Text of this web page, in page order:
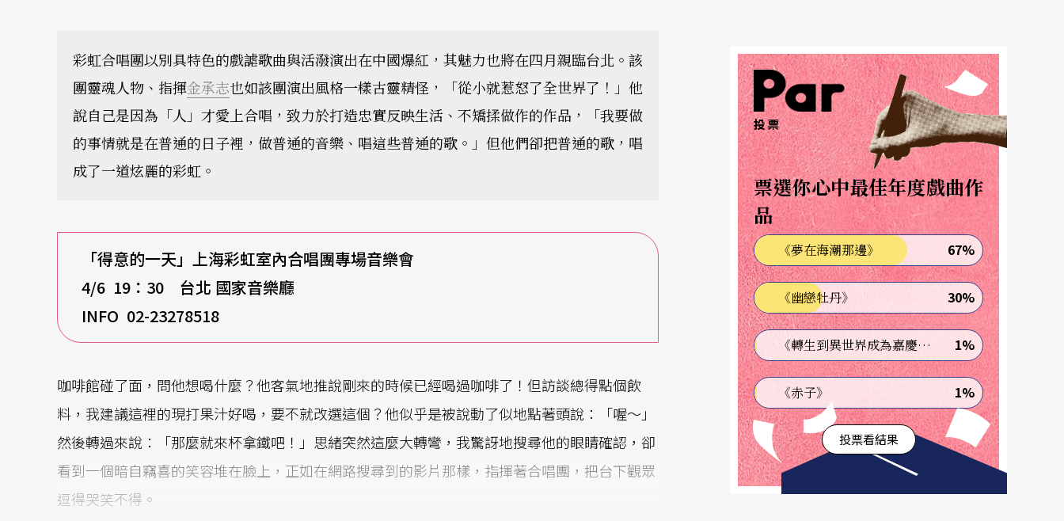
彩虹合唱團以別具特色的戲謔歌曲與活潑演出在中國爆紅，其魅力也將在四月親臨台北。該
團靈魂人物、指揮金承志也如該團演出風格一樣古靈精怪，「從小就惹怒了全世界了！」他
說自己是因為「人」才愛上合唱，致力於打造忠實反映生活、不矯揉做作的作品，「我要做
的事情就是在普通的日子裡，做普通的音樂、唱這些普通的歌。」但他們卻把普通的歌，唱
成了一道炫麗的彩虹。
「得意的一天」上海彩虹室內合唱團專場音樂會
4/6 19 ：30 台北 國家音樂廳
INFO 02-23278518
咖啡館碰了面，問他想喝什麼？他客氣地推說剛來的時候已經喝過咖啡了！但訪談總得點個飲
料，我建議這裡的現打果汁好喝，要不就改選這個？他似乎是被說動了似地點著頭說：「喔～」
然後轉過來說：「那麼就來杯拿鐵吧！」思緒突然這麼大轉彎，我驚訝地搜尋他的眼睛確認，卻
看到一個暗自竊喜的笑容堆在臉上，正如在網路搜尋到的影片那樣，指揮著合唱團，把台下觀眾
逗得哭笑不得。
投票
票選你心中最佳年度戲曲作
品
《夢在海潮那邊》 67%
《幽戀牡丹》 30%
《轉生到異世界成為嘉慶君—發現我的祖先是詐騙集團!?》 1%
《赤子》 1%
投票看結果